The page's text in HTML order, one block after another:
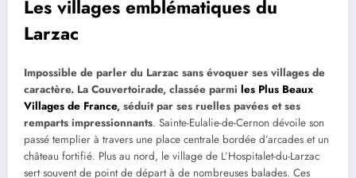
Les villages emblématiques du
Larzac
Impossible de parler du Larzac sans évoquer ses villages de
caractère. La Couvertoirade, classée parmi les Plus Beaux
Villages de France, séduit par ses ruelles pavées et ses
remparts impressionnants. Sainte-Eulalie-de-Cernon dévoile son
passé templier à travers une place centrale bordée d’arcades et un
château fortifié. Plus au nord, le village de L’Hospitalet-du-Larzac
sert souvent de point de départ à de nombreuses balades. Ces